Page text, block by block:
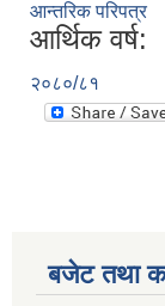
आन्तरिक परिपत्र
आर्थिक वर्ष:
२०८०/८१
बजेट तथा